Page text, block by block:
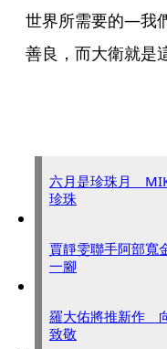
世界所需要的—我
善良，而大衛就是
六月是珍珠月
珍珠
賈靜雯聯手阿部
一腳
羅大佑將推新作
致敬